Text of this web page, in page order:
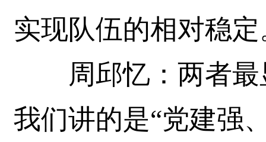
实现队伍的相对稳定
周邱忆：两者最
我们讲的是“党建强